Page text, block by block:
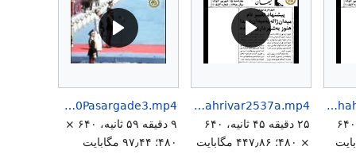
PalestinianTerrorAttackJalehSquare17Shahrivar2537.mp4
۲۵ دقیقه ۴۵ ثانیه، ۶۴۰
PalestinianTerrorAttackJalehSquare17Shahrivar2537a.mp4
۲۵ دقیقه ۴۵ ثانیه، ۶۴۰
× ۴۸۰؛ ۴۴۷٫۸۶ مگابایت
Persepolis2500Pasargade3.mp4
۹ دقیقه ۵۹ ثانیه، ۶۴۰ ×
۴۸۰؛ ۹۷٫۴۴ مگابایت